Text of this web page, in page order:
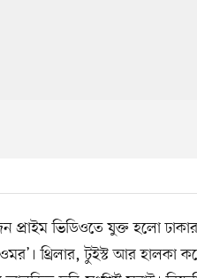
প্রাইম ভিডিওতে যুক্ত হলো ঢাকার
থ্রিলার, টুইস্ট আর হালকা